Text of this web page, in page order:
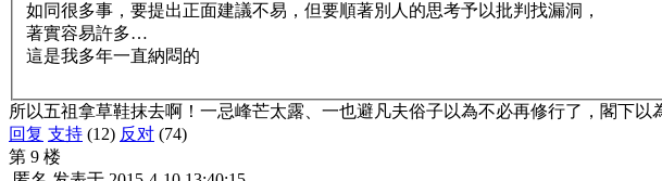
如同很多事，要提出正面建議不易，但要順著別人的思考予以批判找漏洞，
著實容易許多…
這是我多年一直納悶的
所以五祖拿草鞋抹去啊！一忌峰芒太露、一也避凡夫俗子以為不必再修行了，閣下以
回复 支持 (12) 反对 (74)
第 9 楼